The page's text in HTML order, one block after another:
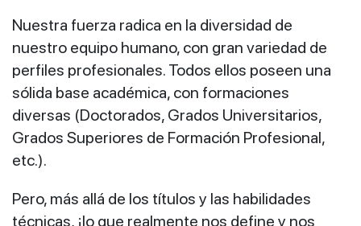
Nuestra fuerza radica en la diversidad de
nuestro equipo humano, con gran variedad de
perfiles profesionales. Todos ellos poseen una
sólida base académica, con formaciones
diversas (Doctorados, Grados Universitarios,
Grados Superiores de Formación Profesional,
etc.).
Pero, más allá de los títulos y las habilidades
técnicas, ¡lo que realmente nos define y nos